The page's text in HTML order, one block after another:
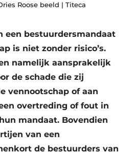
Roose beeld | Titeca
een bestuurdersmandaat
is niet zonder risico’s.
namelijk aansprakelijk
de schade die zij
vennootschap of aan
overtreding of fout in
mandaat. Bovendien
van een
de bestuurders van